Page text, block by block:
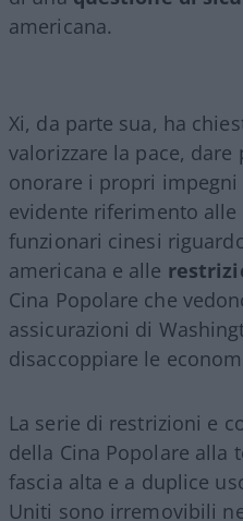
americana.
Xi, da parte sua, ha
valorizzare la pace,
onorare i propri
evidente riferimento alle
funzionari cinesi
americana e alle
Cina Popolare che
assicurazioni di
disaccoppiare le
La serie di restrizioni e
della Cina Popolare alla
fascia alta e a duplice
Uniti sono irremovibili